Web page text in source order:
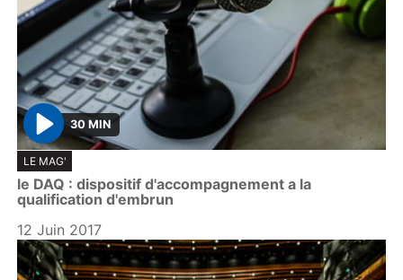
P
l
a
y
30 MIN
LE MAG'
le DAQ : dispositif d'accompagnement a la
qualification d'embrun
12 Juin 2017